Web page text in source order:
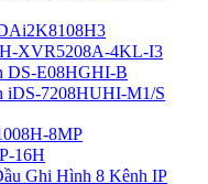
XVR5208A-4KL-I3
DS-E08HGHI-B
iDS-7208HUHI-M1/S
8MP
16H
Ghi Hình 8 Kênh IP